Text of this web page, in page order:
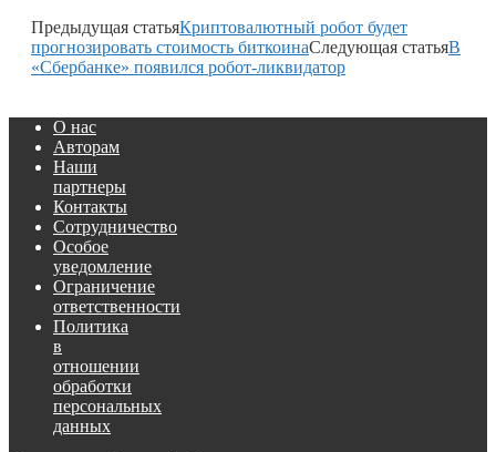
Предыдущая статьяКриптовалютный робот будет
прогнозировать стоимость биткоинаСледующая статьяВ
«Сбербанке» появился робот-ликвидатор
О нас
Авторам
Наши
партнеры
Контакты
Сотрудничество
Особое
уведомление
Ограничение
ответственности
Политика
в
отношении
обработки
персональных
данных